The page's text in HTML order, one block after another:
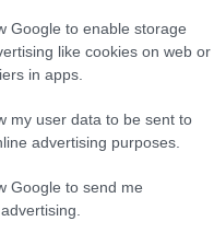
Google to enable storage
like cookies on web or
in apps.
my user data to be sent to
advertising purposes.
Google to send me
Seferi’yi en uçta,
ya da Gökdeniz’i atmak
Hoca’nın bu opsiyonu yeri
Pasörler ve Oyun